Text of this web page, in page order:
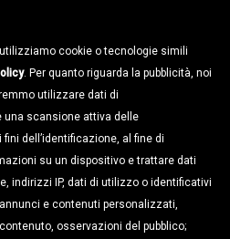
/
SISTEMA
TRACCIABILITÀ DEI
CONFAPI
cookie o tecnologie simili
. Per quanto riguarda la pubblicità, noi
utilizzare dati di
scansione attiva delle
dell’identificazione, al fine di
su un dispositivo e trattare dati
indirizzi IP, dati di utilizzo o identificativi
e contenuti personalizzati,
osservazioni del pubblico;